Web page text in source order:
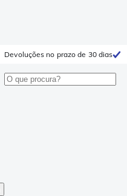
Devoluções no prazo de 30 dias